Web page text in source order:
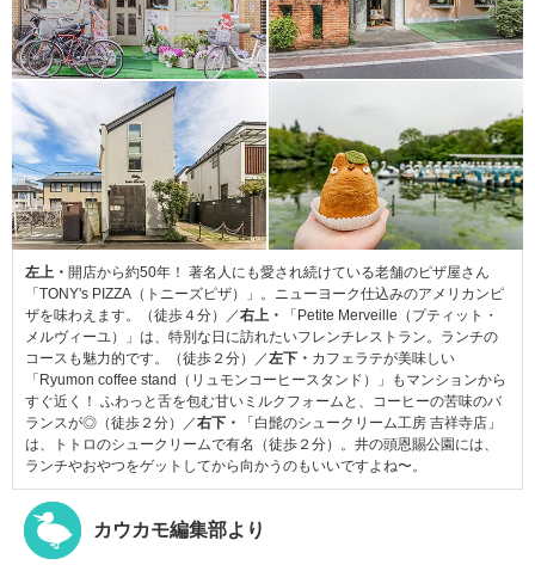
左上・ 開店から約50年！ 著名人にも愛され続けている老舗のピザ屋さん
「TONY's PIZZA（トニーズピザ）」。ニューヨーク仕込みのアメリカンピ
ザを味わえます。（徒歩４分）／右上・
「Petite Merveille（プティット・
メルヴィーユ）」は、特別な日に訪れたいフレンチレストラン。ランチの
コースも魅力的です。（徒歩２分）／左下・ カフェラテが美味しい
「Ryumon coffee stand（リュモンコーヒースタンド）」もマンションから
すぐ近く！ ふわっと舌を包む甘いミルクフォームと、コーヒーの苦味のバ
ランスが◎（徒歩２分）／右下・
「白髭のシュークリーム工房 吉祥寺店」
は、トトロのシュークリームで有名（徒歩２分）。井の頭恩賜公園には、
ランチやおやつをゲットしてから向かうのもいいですよね〜。
カウカモ編集部より